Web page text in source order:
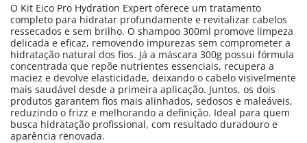
O Kit Eico Pro Hydration Expert oferece um tratamento
completo para hidratar profundamente e revitalizar cabelos
ressecados e sem brilho. O shampoo 300ml promove limpeza
delicada e eficaz, removendo impurezas sem comprometer a
hidratação natural dos fios. Já a máscara 300g possui fórmula
concentrada que repõe nutrientes essenciais, recupera a
maciez e devolve elasticidade, deixando o cabelo visivelmente
mais saudável desde a primeira aplicação. Juntos, os dois
produtos garantem fios mais alinhados, sedosos e maleáveis,
reduzindo o frizz e melhorando a definição. Ideal para quem
busca hidratação profissional, com resultado duradouro e
aparência renovada.